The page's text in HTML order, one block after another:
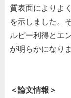
質表面によりよ
を示しました。
ルピー利得とエ
が明らかになり
＜論文情報＞